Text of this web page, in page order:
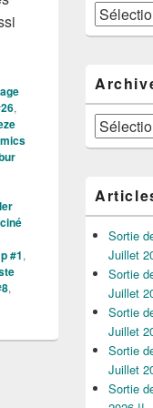
de la Semaine du 20
,
#1,
,
Catégories
Archives
Sortie
Juillet
Sortie
Juillet
Sortie
Juillet
Sortie
Juillet
Sortie